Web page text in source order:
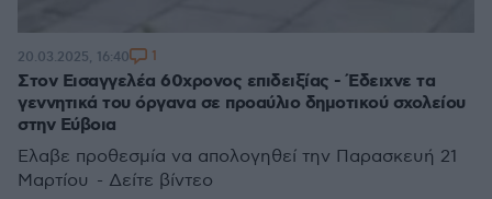
Στον Εισαγγελέα 60χρονος επιδειξίας - Έδειχνε τα
γεννητικά του όργανα σε προαύλιο δημοτικού σχολείου
στην Εύβοια
Έλαβε προθεσμία να απολογηθεί την Παρασκευή 21
Μαρτίου - Δείτε βίντεο
20.03.2025, 16:40 1